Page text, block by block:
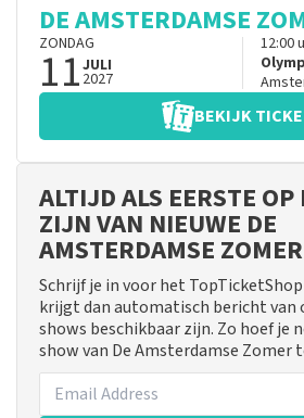
DE AMSTERDAMSE
ZONDAG
11JULI
2027
12:00
BEKIJK
ALTIJD ALS EERSTE OP
ZIJN VAN NIEUWE DE
AMSTERDAMSE
Schrijf je in voor het TopTicketShop
krijgt dan automatisch bericht van
shows beschikbaar zijn. Zo hoef je
show van De Amsterdamse Zomer